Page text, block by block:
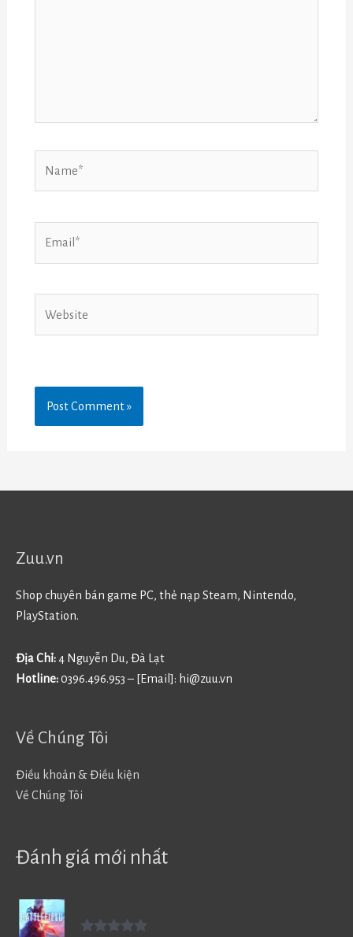
Zuu.vn
Shop chuyên bán game PC, thẻ nạp Steam, Nintendo,
PlayStation.
Địa Chỉ:4 Nguyễn Du, Đà Lạt
Hotline:0396.496.953 – [Email]: hi@zuu.vn
Về Chúng Tôi
Điều khoản & Điều kiện
Về Chúng Tôi
Đánh giá mới nhất